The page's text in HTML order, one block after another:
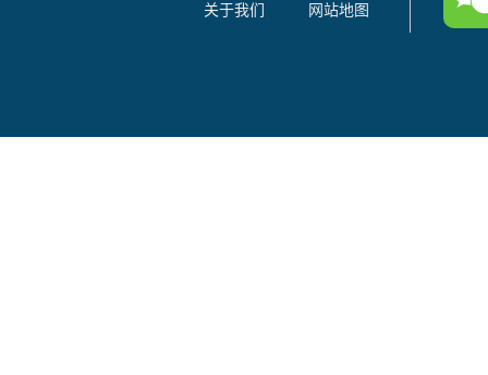
关于我们
网站地图